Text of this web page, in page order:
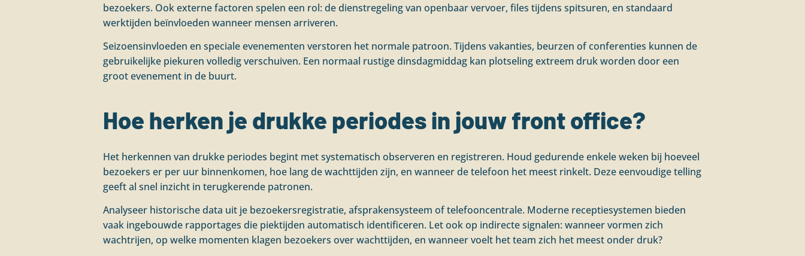
bezoekers. Ook externe factoren spelen een rol: de dienstregeling van openbaar vervoer, files tijdens spitsuren, en standaard
werktijden beïnvloeden wanneer mensen arriveren.
Seizoensinvloeden en speciale evenementen verstoren het normale patroon. Tijdens vakanties, beurzen of conferenties kunnen de
gebruikelijke piekuren volledig verschuiven. Een normaal rustige dinsdagmiddag kan plotseling extreem druk worden door een
groot evenement in de buurt.
Hoe herken je drukke periodes in jouw front office?
Het herkennen van drukke periodes begint met systematisch observeren en registreren. Houd gedurende enkele weken bij hoeveel
bezoekers er per uur binnenkomen, hoe lang de wachttijden zijn, en wanneer de telefoon het meest rinkelt. Deze eenvoudige telling
geeft al snel inzicht in terugkerende patronen.
Analyseer historische data uit je bezoekersregistratie, afsprakensysteem of telefooncentrale. Moderne receptiesystemen bieden
vaak ingebouwde rapportages die piektijden automatisch identificeren. Let ook op indirecte signalen: wanneer vormen zich
wachtrijen, op welke momenten klagen bezoekers over wachttijden, en wanneer voelt het team zich het meest onder druk?